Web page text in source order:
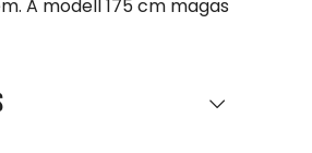
A modell 175 cm magas